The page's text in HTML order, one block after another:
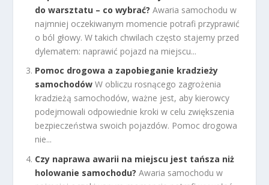
do warsztatu – co wybrać? Awaria samochodu w
najmniej oczekiwanym momencie potrafi przyprawić
o ból głowy. W takich chwilach często stajemy przed
dylematem: naprawić pojazd na miejscu...
Pomoc drogowa a zapobieganie kradzieży
samochodów W obliczu rosnącego zagrożenia
kradzieżą samochodów, ważne jest, aby kierowcy
podejmowali odpowiednie kroki w celu zwiększenia
bezpieczeństwa swoich pojazdów. Pomoc drogowa
nie...
Czy naprawa awarii na miejscu jest tańsza niż
holowanie samochodu? Awaria samochodu w